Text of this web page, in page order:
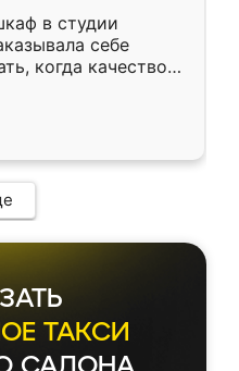
в студии
себе
когда качеством
кухня уже почти
ТАКСИ